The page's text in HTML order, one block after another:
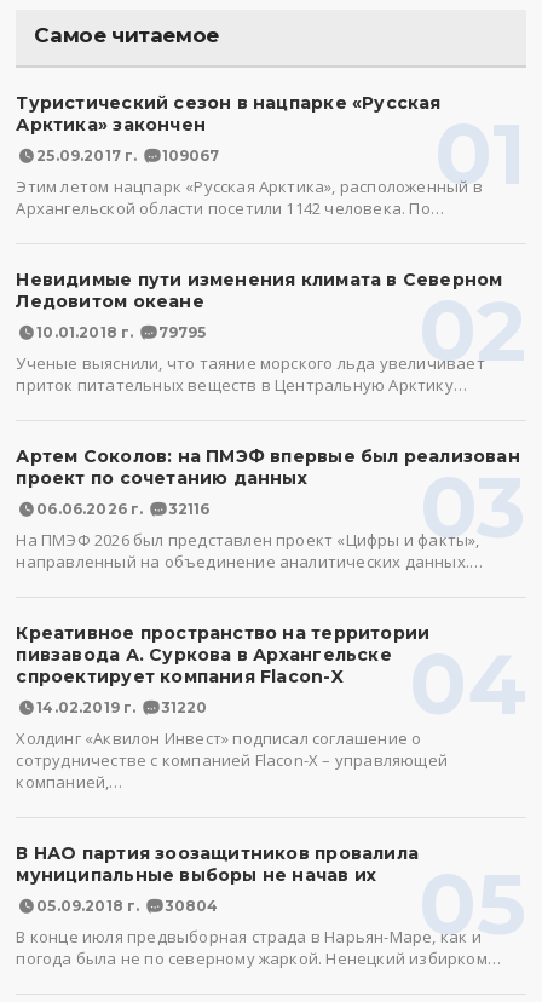
Самое читаемое
01
Туристический сезон в нацпарке «Русская
Арктика» закончен
25.09.2017 г. 109067
Этим летом нацпарк «Русская Арктика», расположенный в
Архангельской области посетили 1142 человека. По…
02
Невидимые пути изменения климата в Северном
Ледовитом океане
10.01.2018 г. 79795
Ученые выяснили, что таяние морского льда увеличивает
приток питательных веществ в Центральную Арктику…
03
Артем Соколов: на ПМЭФ впервые был реализован
проект по сочетанию данных
06.06.2026 г. 32116
На ПМЭФ 2026 был представлен проект «Цифры и факты»,
направленный на объединение аналитических данных.…
04
Креативное пространство на территории
пивзавода А. Суркова в Архангельске
спроектирует компания Flacon-X
14.02.2019 г. 31220
Холдинг «Аквилон Инвест» подписал соглашение о
сотрудничестве с компанией Flacon-X – управляющей
компанией,…
05
В НАО партия зоозащитников провалила
муниципальные выборы не начав их
05.09.2018 г. 30804
В конце июля предвыборная страда в Нарьян-Маре, как и
погода была не по северному жаркой. Ненецкий избирком…